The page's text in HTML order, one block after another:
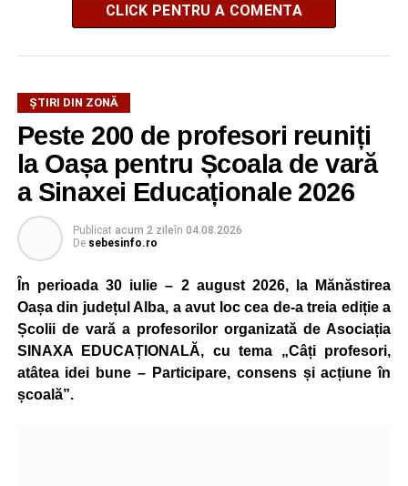
CLICK PENTRU A COMENTA
ȘTIRI DIN ZONĂ
Peste 200 de profesori reuniți
la Oașa pentru Școala de vară
a Sinaxei Educaționale 2026
Publicat acum 2 zileîn 04.08.2026
De sebesinfo.ro
În perioada 30 iulie – 2 august 2026, la Mănăstirea
Oașa din județul Alba, a avut loc cea de-a treia ediție a
Școlii de vară a profesorilor organizată de Asociația
SINAXA EDUCAȚIONALĂ, cu tema „Câți profesori,
atâtea idei bune – Participare, consens și acțiune în
școală”.